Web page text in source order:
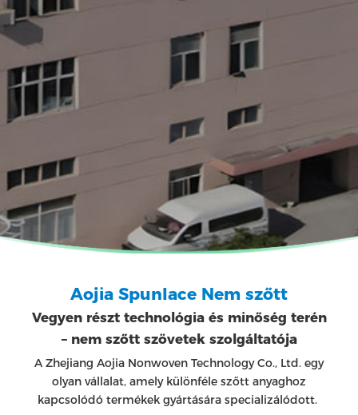
Aojia Spunlace Nem szőtt
Vegyen részt technológia és minőség terén
– nem szőtt szövetek szolgáltatója
A Zhejiang Aojia Nonwoven Technology Co., Ltd. egy
olyan vállalat, amely különféle szőtt anyaghoz
kapcsolódó termékek gyártására specializálódott.